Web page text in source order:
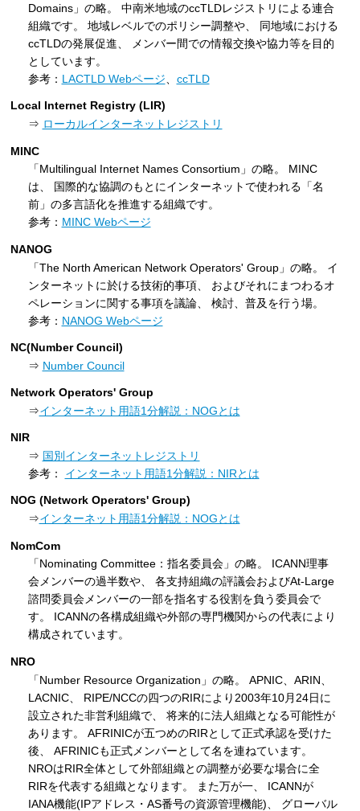
Domains」の略。 中南米地域のccTLDレジストリによる連合
組織です。 地域レベルでのポリシー調整や、 同地域における
ccTLDの発展促進、 メンバー間での情報交換や協力等を目的
としています。
参考： LACTLD Webページ ccTLD
Local Internet Registry (LIR)
⇒ ローカルインターネットレジストリ
MINC
「Multilingual Internet Names Consortium」の略。 MINC
は、 国際的な協調のもとにインターネットで使われる「名
前」の多言語化を推進する組織です。
参考： MINC Webページ
NANOG
「The North American Network Operators' Group」の略。 イ
ンターネットに於ける技術的事項、 およびそれにまつわるオ
ペレーションに関する事項を議論、 検討、普及を行う場。
参考： NANOG Webページ
NC(Number Council)
⇒ Number Council
Network Operators' Group
⇒インターネット用語1分解説：NOGとは
NIR
⇒ 国別インターネットレジストリ
参考： インターネット用語1分解説：NIRとは
NOG (Network Operators' Group)
⇒インターネット用語1分解説：NOGとは
NomCom
「Nominating Committee：指名委員会」の略。 ICANN理事
会メンバーの過半数や、 各支持組織の評議会およびAt-Large
諮問委員会メンバーの一部を指名する役割を負う委員会で
す。 ICANNの各構成組織や外部の専門機関からの代表により
構成されています。
NRO
「Number Resource Organization」の略。 APNIC、ARIN、
LACNIC、 RIPE/NCCの四つのRIRにより2003年10月24日に
設立された非営利組織で、 将来的に法人組織となる可能性が
あります。 AFRINICが五つめのRIRとして正式承認を受けた
後、 AFRINICも正式メンバーとして名を連ねています。
NROはRIR全体として外部組織との調整が必要な場合に全
RIRを代表する組織となります。 また万が一、 ICANNが
IANA機能(IPアドレス・AS番号の資源管理機能)、 グローバル